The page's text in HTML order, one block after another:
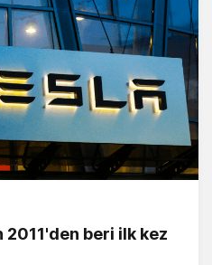
2011'den beri ilk kez